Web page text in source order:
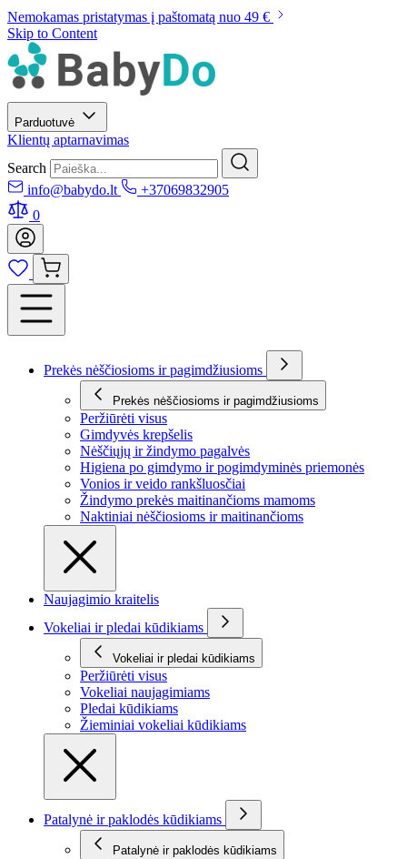
Nemokamas pristatymas į paštomatą nuo 49 €
Skip to Content
Parduotuvė
Klientų aptarnavimas
Search
info@babydo.lt
+37069832905
0
Prekės nėščiosioms ir pagimdžiusioms
Prekės nėščiosioms ir pagimdžiusioms
Peržiūrėti visus
Gimdyvės krepšelis
Nėščiųjų ir žindymo pagalvės
Higiena po gimdymo ir pogimdyminės priemonės
Vonios ir veido rankšluosčiai
Žindymo prekės maitinančioms mamoms
Naktiniai nėščiosioms ir maitinančioms
Naujagimio kraitelis
Vokeliai ir pledai kūdikiams
Vokeliai ir pledai kūdikiams
Peržiūrėti visus
Vokeliai naujagimiams
Pledai kūdikiams
Žieminiai vokeliai kūdikiams
Patalynė ir paklodės kūdikiams
Patalynė ir paklodės kūdikiams